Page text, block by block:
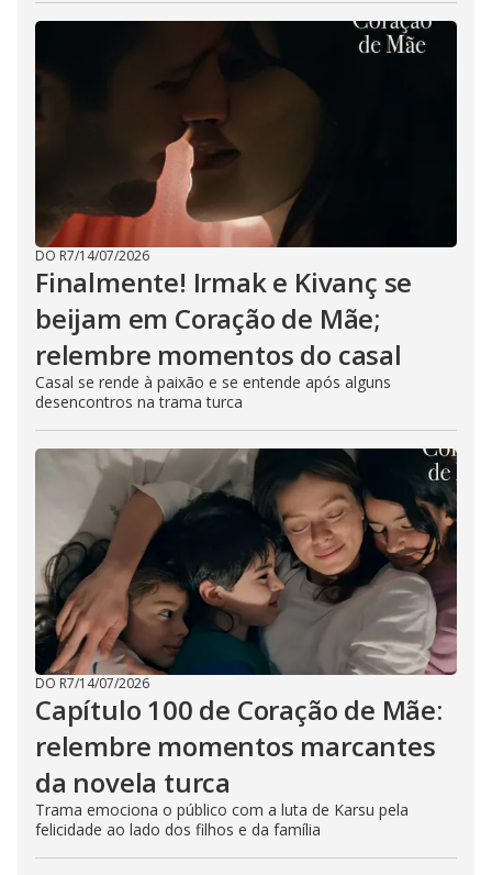
DO R7/14/07/2026
Finalmente! Irmak e Kivanç se
beijam em Coração de Mãe;
relembre momentos do casal
Casal se rende à paixão e se entende após alguns
desencontros na trama turca
DO R7/14/07/2026
Capítulo 100 de Coração de Mãe:
relembre momentos marcantes
da novela turca
Trama emociona o público com a luta de Karsu pela
felicidade ao lado dos filhos e da família